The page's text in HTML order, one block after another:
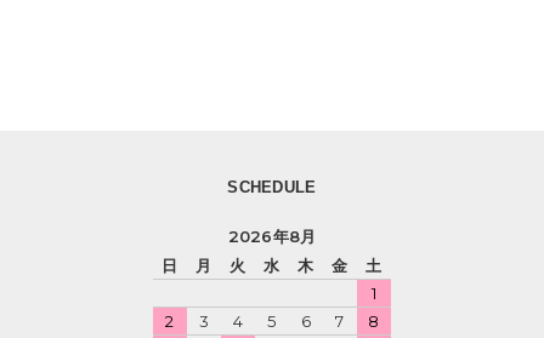
SCHEDULE
2026年8月
日
月 火 水 木 金
土
1
2
3 4 5 6 7
8